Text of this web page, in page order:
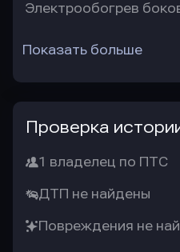
Электрообогрев
Показать больше
Проверка
1 владелец по ПТС
ДТП не найдены
Повреждения не